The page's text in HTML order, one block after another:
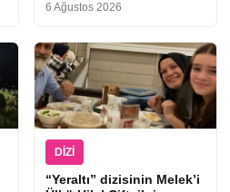
6 Ağustos 2026
DIZI
“Yeraltı” dizisinin Melek’i